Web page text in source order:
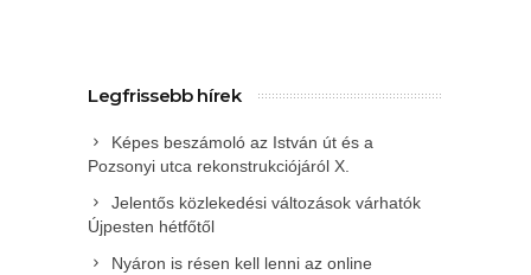
Legfrissebb hírek
Képes beszámoló az István út és a
Pozsonyi utca rekonstrukciójáról X.
Jelentős közlekedési változások várhatók
Újpesten hétfőtől
Nyáron is résen kell lenni az online